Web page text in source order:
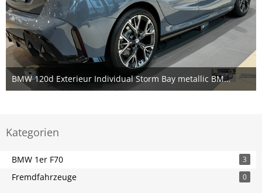
BMW 120d Exterieur Individual Storm Bay metallic BMW F70 Forum
24. November 2024
Kategorien
BMW 1er F70 3
Fremdfahrzeuge 0